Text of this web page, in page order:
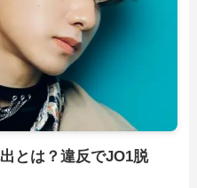
とは？違反でJO1脱